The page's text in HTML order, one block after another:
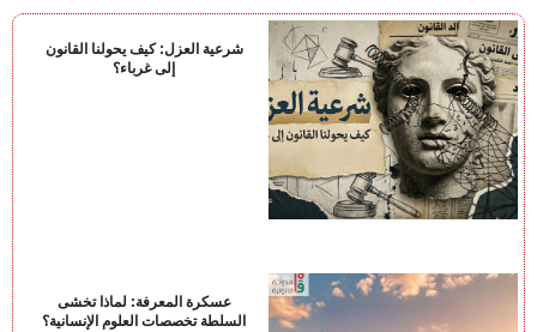
شرعية العزل: كيف يحولنا القانون
إلى غرباء؟
عسكرة المعرفة: لماذا تخشى
السلطة تخصصات العلوم الإنسانية؟